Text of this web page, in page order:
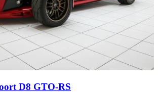
D8 GTO-RS